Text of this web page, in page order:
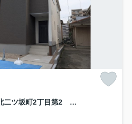
リーブルガーデン半田市北二ツ坂町2丁目第2 1号棟